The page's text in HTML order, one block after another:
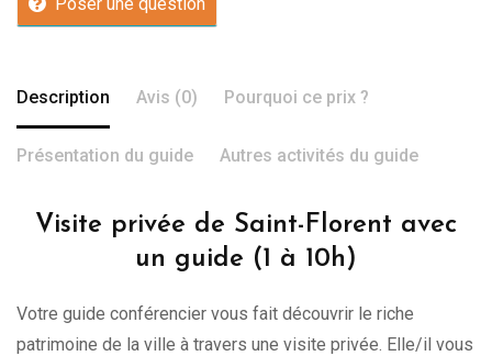
Description Avis (0) Pourquoi ce prix ?
Présentation du guide Autres activités du guide
Visite privée de Saint-Florent avec
un guide (1 à 10h)
Votre guide conférencier vous fait découvrir le riche
patrimoine de la ville à travers une visite privée. Elle/il vous